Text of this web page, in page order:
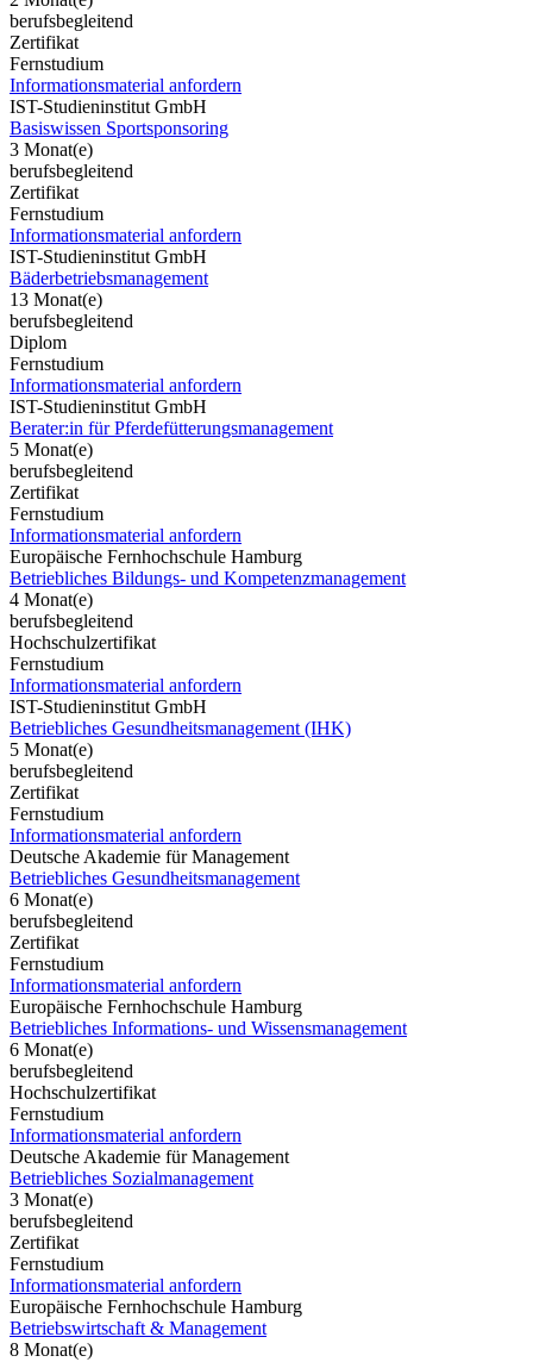
berufsbegleitend
Zertifikat
Fernstudium
Informationsmaterial anfordern
IST-Studieninstitut GmbH
Basiswissen Sportsponsoring
3 Monat(e)
berufsbegleitend
Zertifikat
Fernstudium
Informationsmaterial anfordern
IST-Studieninstitut GmbH
Bäderbetriebsmanagement
13 Monat(e)
berufsbegleitend
Diplom
Fernstudium
Informationsmaterial anfordern
IST-Studieninstitut GmbH
Berater:in für Pferdefütterungsmanagement
5 Monat(e)
berufsbegleitend
Zertifikat
Fernstudium
Informationsmaterial anfordern
Europäische Fernhochschule Hamburg
Betriebliches Bildungs- und Kompetenzmanagement
4 Monat(e)
berufsbegleitend
Hochschulzertifikat
Fernstudium
Informationsmaterial anfordern
IST-Studieninstitut GmbH
Betriebliches Gesundheitsmanagement (IHK)
5 Monat(e)
berufsbegleitend
Zertifikat
Fernstudium
Informationsmaterial anfordern
Deutsche Akademie für Management
Betriebliches Gesundheitsmanagement
6 Monat(e)
berufsbegleitend
Zertifikat
Fernstudium
Informationsmaterial anfordern
Europäische Fernhochschule Hamburg
Betriebliches Informations- und Wissensmanagement
6 Monat(e)
berufsbegleitend
Hochschulzertifikat
Fernstudium
Informationsmaterial anfordern
Deutsche Akademie für Management
Betriebliches Sozialmanagement
3 Monat(e)
berufsbegleitend
Zertifikat
Fernstudium
Informationsmaterial anfordern
Europäische Fernhochschule Hamburg
Betriebswirtschaft & Management
8 Monat(e)